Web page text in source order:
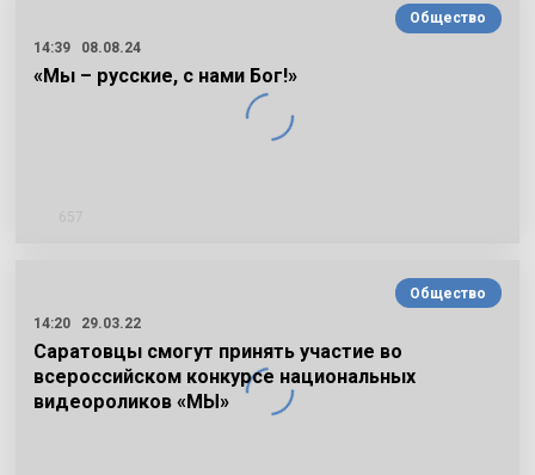
Общество
14:39
08.08.24
«Мы – русские, с нами Бог!»
Общество
14:20
29.03.22
Саратовцы смогут принять участие во
всероссийском конкурсе национальных
видеороликов «МЫ»